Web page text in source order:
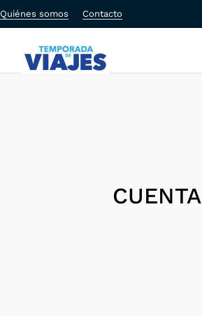
Quiénes somos Contacto
CUENTA